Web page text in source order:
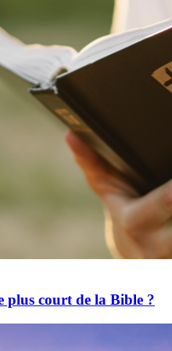
plus court de la Bible ?